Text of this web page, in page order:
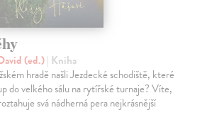
(ed.)| Kniha
hradě našli Jezdecké schodiště, které
do velkého sálu na rytířské turnaje? Víte,
svá nádherná pera nejkrásnější